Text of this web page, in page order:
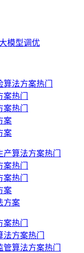
模型调优
算法方案热门
案热门
案热门
案
案
产算法方案热门
案热门
案热门
案
方案
案热门
法方案热门
管算法方案热门